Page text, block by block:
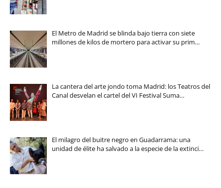
El Metro de Madrid se blinda bajo tierra con siete
millones de kilos de mortero para activar su prim…
La cantera del arte jondo toma Madrid: los Teatros del
Canal desvelan el cartel del VI Festival Suma…
El milagro del buitre negro en Guadarrama: una
unidad de élite ha salvado a la especie de la extinci…